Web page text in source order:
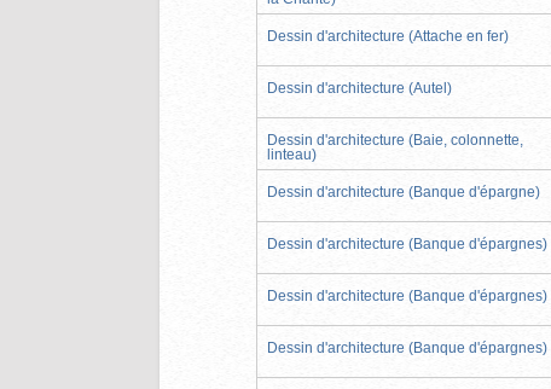
Dessin d'architecture (Attache en fer)
Dessin d'architecture (Autel)
Dessin d'architecture (Baie, colonnette,
linteau)
Dessin d'architecture (Banque d'épargne)
Dessin d'architecture (Banque d'épargnes)
Dessin d'architecture (Banque d'épargnes)
Dessin d'architecture (Banque d'épargnes)